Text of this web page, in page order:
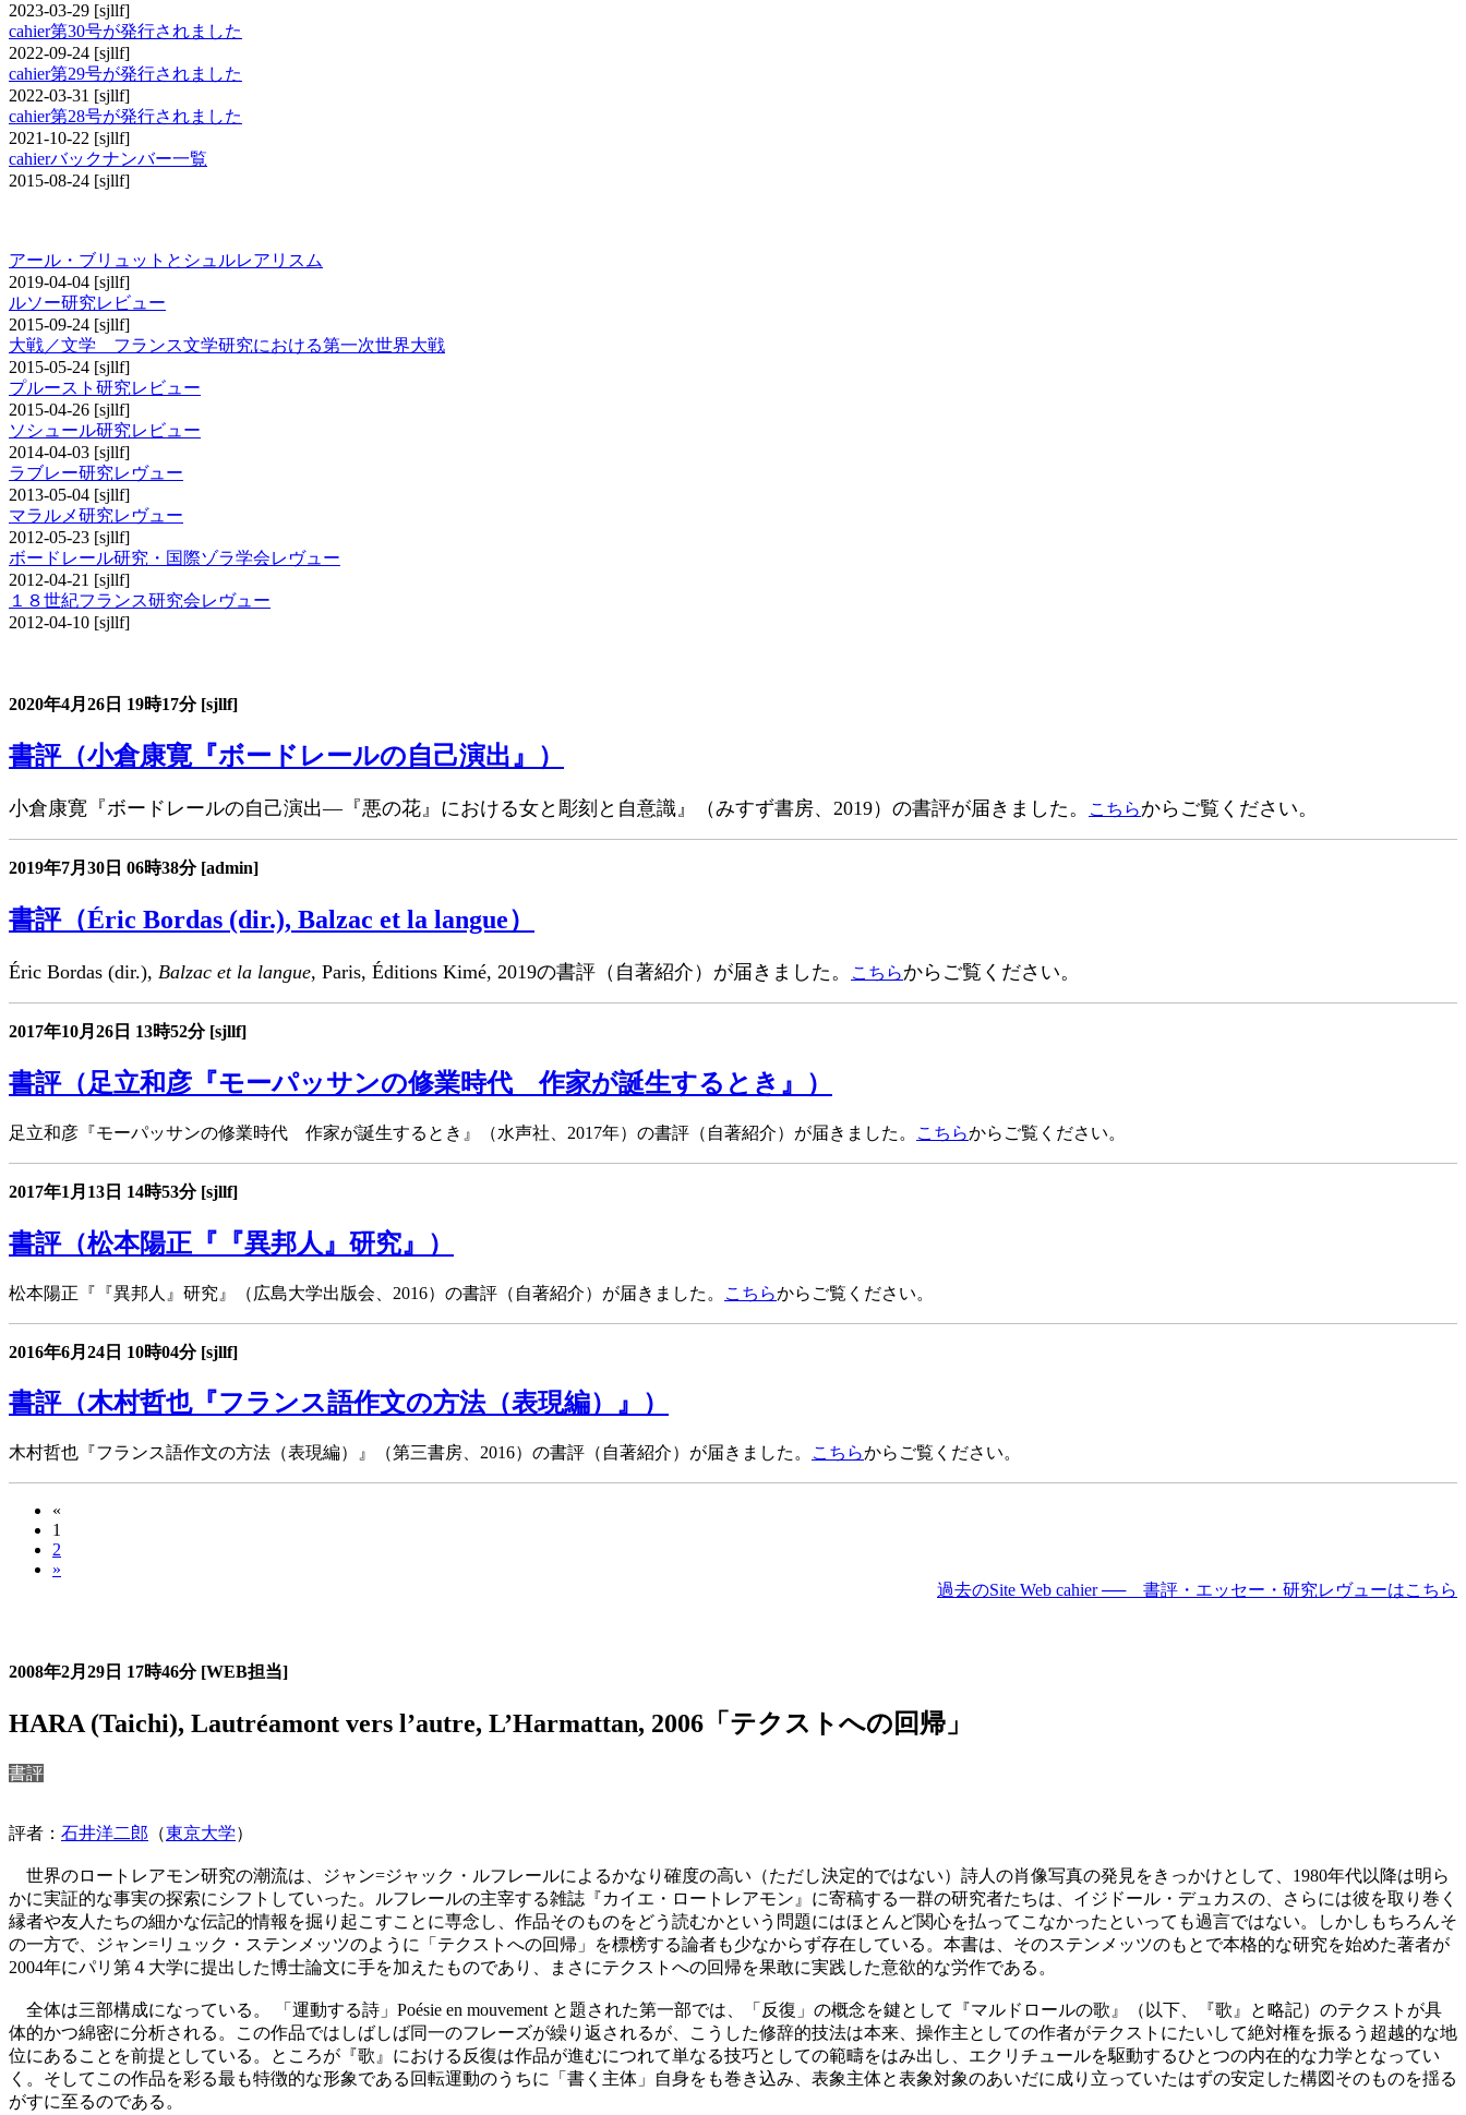
2023-03-29 [sjllf]
cahier第30号が発行されました
2022-09-24 [sjllf]
cahier第29号が発行されました
2022-03-31 [sjllf]
cahier第28号が発行されました
2021-10-22 [sjllf]
cahierバックナンバー一覧
2015-08-24 [sjllf]
アール・ブリュットとシュルレアリスム
2019-04-04 [sjllf]
ルソー研究レビュー
2015-09-24 [sjllf]
大戦／文学 フランス文学研究における第一次世界大戦
2015-05-24 [sjllf]
プルースト研究レビュー
2015-04-26 [sjllf]
ソシュール研究レビュー
2014-04-03 [sjllf]
ラブレー研究レヴュー
2013-05-04 [sjllf]
マラルメ研究レヴュー
2012-05-23 [sjllf]
ボードレール研究・国際ゾラ学会レヴュー
2012-04-21 [sjllf]
１８世紀フランス研究会レヴュー
2012-04-10 [sjllf]
2020年4月26日 19時17分 [sjllf]
書評（小倉康寛『ボードレールの自己演出』）
小倉康寛『ボードレールの自己演出―『悪の花』における女と彫刻と自意識』（みすず書房、2019）の書評が届きました。 こちらからご覧ください。
2019年7月30日 06時38分 [admin]
書評（Éric Bordas (dir.), Balzac et la langue）
Éric Bordas (dir.), Balzac et la langue, Paris, Éditions Kimé, 2019の書評（自著紹介）が届きました。 こちらからご覧ください。
2017年10月26日 13時52分 [sjllf]
書評（足立和彦『モーパッサンの修業時代 作家が誕生するとき』）
足立和彦『モーパッサンの修業時代 作家が誕生するとき』（水声社、2017年）の書評（自著紹介）が届きました。 こちらからご覧ください。
2017年1月13日 14時53分 [sjllf]
書評（松本陽正『『異邦人』研究』）
松本陽正『『異邦人』研究』（広島大学出版会、2016）の書評（自著紹介）が届きました。 こちらからご覧ください。
2016年6月24日 10時04分 [sjllf]
書評（木村哲也『フランス語作文の方法（表現編）』）
木村哲也『フランス語作文の方法（表現編）』（第三書房、2016）の書評（自著紹介）が届きました。 こちらからご覧ください。
«
1
2
»
過去のSite Web cahier ── 書評・エッセー・研究レヴューはこちら
2008年2月29日 17時46分 [WEB担当]
HARA (Taichi), Lautréamont vers l’autre, L’Harmattan, 2006「テクストへの回帰」
書評
評者： 石井洋二郎 （東京大学）
世界のロートレアモン研究の潮流は、ジャン=ジャック・ルフレールによるかなり確度の高い（ただし決定的ではない）詩人の肖像写真の発見をきっかけとして、1980年代以降は明ら
かに実証的な事実の探索にシフトしていった。ルフレールの主宰する雑誌『カイエ・ロートレアモン』に寄稿する一群の研究者たちは、イジドール・デュカスの、さらには彼を取り巻く
縁者や友人たちの細かな伝記的情報を掘り起こすことに専念し、作品そのものをどう読むかという問題にはほとんど関心を払ってこなかったといっても過言ではない。しかしもちろんそ
の一方で、ジャン=リュック・ステンメッツのように「テクストへの回帰」を標榜する論者も少なからず存在している。本書は、そのステンメッツのもとで本格的な研究を始めた著者が
2004年にパリ第４大学に提出した博士論文に手を加えたものであり、まさにテクストへの回帰を果敢に実践した意欲的な労作である。
全体は三部構成になっている。 「運動する詩」Poésie en mouvement と題された第一部では、「反復」の概念を鍵として『マルドロールの歌』（以下、『歌』と略記）のテクストが具
体的かつ綿密に分析される。この作品ではしばしば同一のフレーズが繰り返されるが、こうした修辞的技法は本来、操作主としての作者がテクストにたいして絶対権を振るう超越的な地
位にあることを前提としている。ところが『歌』における反復は作品が進むにつれて単なる技巧としての範疇をはみ出し、エクリチュールを駆動するひとつの内在的な力学となってい
く。そしてこの作品を彩る最も特徴的な形象である回転運動のうちに「書く主体」自身をも巻き込み、表象主体と表象対象のあいだに成り立っていたはずの安定した構図そのものを揺る
がすに至るのである。